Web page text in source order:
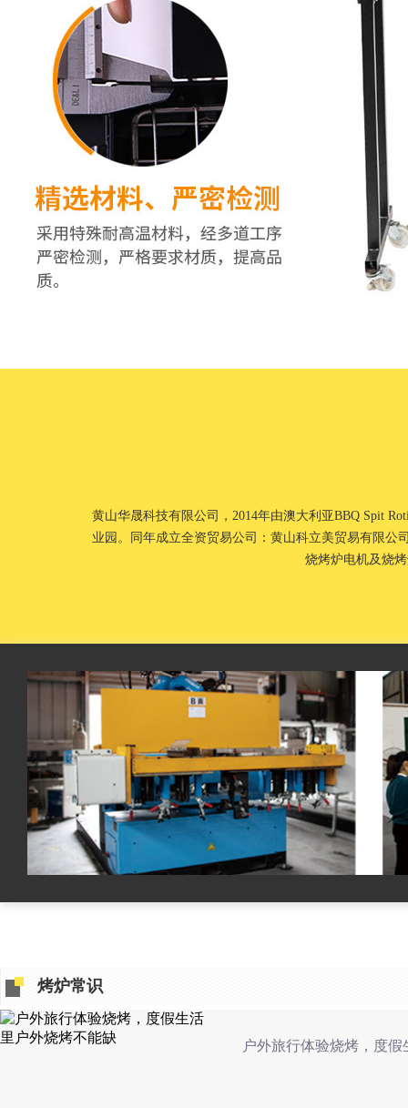
黄山华晟科技有限公司，2014年由澳大利亚BBQ Spit
业园。同年成立全资贸易公司：黄山科立美贸易有限
烧烤炉电机及烧
烤炉常识